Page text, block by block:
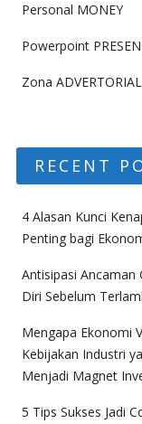
Personal MONEY
Powerpoint
Zona ADVERTORIAL
RECENT
4 Alasan Kunci
Penting bagi
Antisipasi Ancaman
Diri Sebelum
Mengapa Ekonomi
Kebijakan Industri
Menjadi Magnet
5 Tips Sukses Jadi